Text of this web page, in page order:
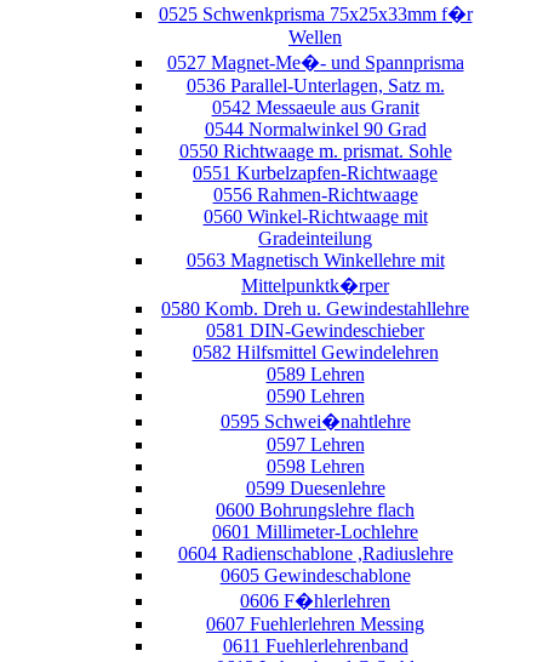
0525 Schwenkprisma 75x25x33mm f�r
Wellen
0527 Magnet-Me�- und Spannprisma
0536 Parallel-Unterlagen, Satz m.
0542 Messaeule aus Granit
0544 Normalwinkel 90 Grad
0550 Richtwaage m. prismat. Sohle
0551 Kurbelzapfen-Richtwaage
0556 Rahmen-Richtwaage
0560 Winkel-Richtwaage mit
Gradeinteilung
0563 Magnetisch Winkellehre mit
Mittelpunktk�rper
0580 Komb. Dreh u. Gewindestahllehre
0581 DIN-Gewindeschieber
0582 Hilfsmittel Gewindelehren
0589 Lehren
0590 Lehren
0595 Schwei�nahtlehre
0597 Lehren
0598 Lehren
0599 Duesenlehre
0600 Bohrungslehre flach
0601 Millimeter-Lochlehre
0604 Radienschablone ,Radiuslehre
0605 Gewindeschablone
0606 F�hlerlehren
0607 Fuehlerlehren Messing
0611 Fuehlerlehrenband